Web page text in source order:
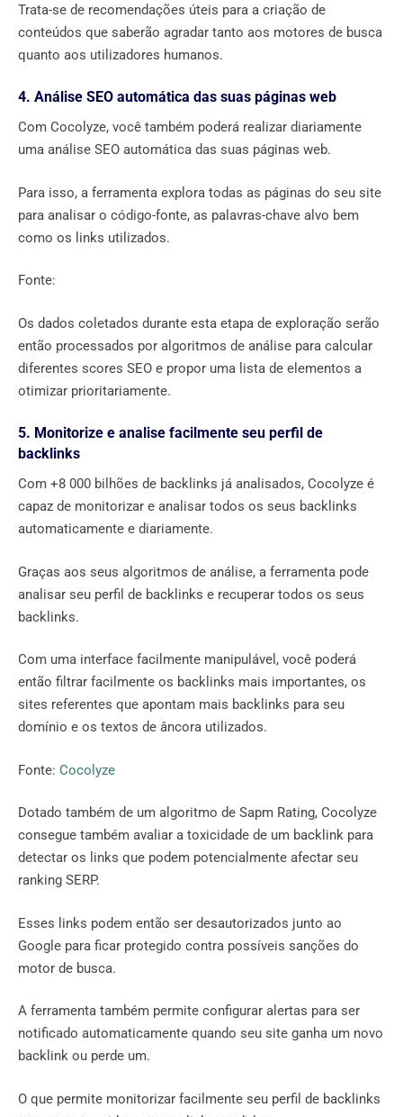
Trata-se de recomendações úteis para a criação de
conteúdos que saberão agradar tanto aos motores de busca
quanto aos utilizadores humanos.
4. Análise SEO automática das suas páginas web
Com Cocolyze, você também poderá realizar diariamente
uma análise SEO automática das suas páginas web.
Para isso, a ferramenta explora todas as páginas do seu site
para analisar o código-fonte, as palavras-chave alvo bem
como os links utilizados.
Fonte:
Os dados coletados durante esta etapa de exploração serão
então processados por algoritmos de análise para calcular
diferentes scores SEO e propor uma lista de elementos a
otimizar prioritariamente.
5. Monitorize e analise facilmente seu perfil de
backlinks
Com +8 000 bilhões de backlinks já analisados, Cocolyze é
capaz de monitorizar e analisar todos os seus backlinks
automaticamente e diariamente.
Graças aos seus algoritmos de análise, a ferramenta pode
analisar seu perfil de backlinks e recuperar todos os seus
backlinks.
Com uma interface facilmente manipulável, você poderá
então filtrar facilmente os backlinks mais importantes, os
sites referentes que apontam mais backlinks para seu
domínio e os textos de âncora utilizados.
Fonte: Cocolyze
Dotado também de um algoritmo de Sapm Rating, Cocolyze
consegue também avaliar a toxicidade de um backlink para
detectar os links que podem potencialmente afectar seu
ranking SERP.
Esses links podem então ser desautorizados junto ao
Google para ficar protegido contra possíveis sanções do
motor de busca.
A ferramenta também permite configurar alertas para ser
notificado automaticamente quando seu site ganha um novo
backlink ou perde um.
O que permite monitorizar facilmente seu perfil de backlinks